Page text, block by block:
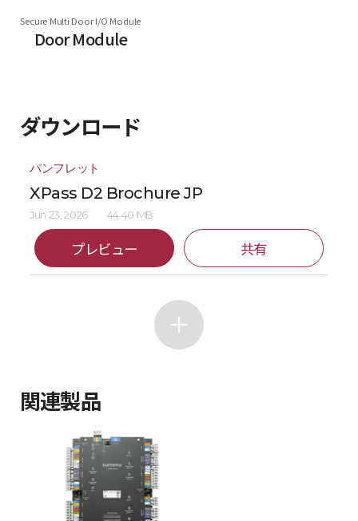
Secure Multi Door I/O Module
Door Module
ダウンロード
パンフレット
XPass D2 Brochure JP
Jun 23, 2026 44.40 MB
プレビュー 共有
関連製品